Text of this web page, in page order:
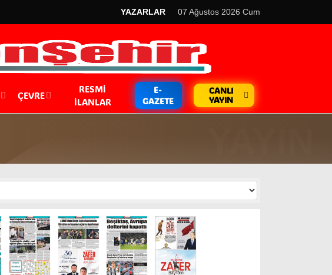
YAZARLAR 07 Ağustos 2026 Cum
ÇEVRE
RESMI
İLANLAR
E-
GAZETE
CANLI
YAYIN